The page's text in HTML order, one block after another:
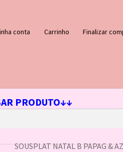
conta Carrinho Finalizar
PRODUTO↓↓
SOUSPLAT NATAL B PAPAG &